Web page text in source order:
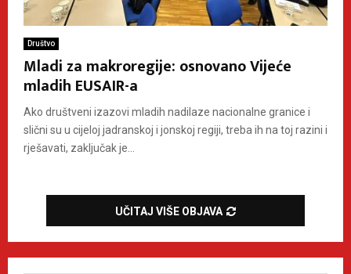
Društvo
Mladi za makroregije: osnovano Vijeće
mladih EUSAIR-a
Ako društveni izazovi mladih nadilaze nacionalne granice i
slični su u cijeloj jadranskoj i jonskoj regiji, treba ih na toj razini i
rješavati, zaključak je...
UČITAJ VIŠE OBJAVA